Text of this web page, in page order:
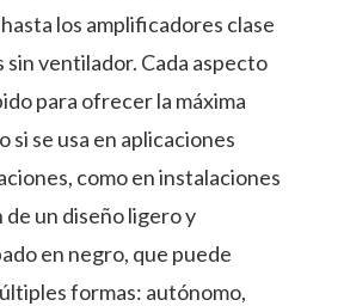
los amplificadores clase
ventilador. Cada aspecto
para ofrecer la máxima
si se usa en aplicaciones
como en instalaciones
un diseño ligero y
en negro, que puede
formas: autónomo,